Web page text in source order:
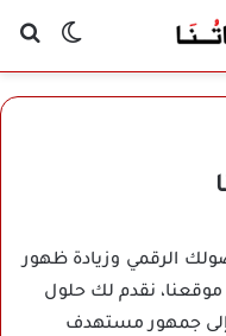
الوضع
الرقمي وزيادة ظهور
نقدم لك حلول
إلى جمهور مستهدف